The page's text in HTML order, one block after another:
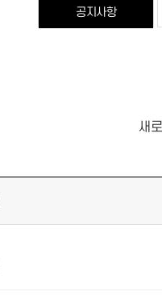
공지사항
새